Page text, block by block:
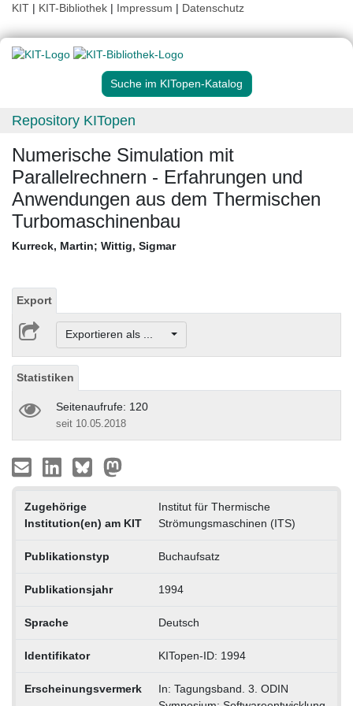
KIT | KIT-Bibliothek | Impressum | Datenschutz
Suche im KITopen-Katalog
Repository KITopen
Numerische Simulation mit
Parallelrechnern - Erfahrungen und
Anwendungen aus dem Thermischen
Turbomaschinenbau
Kurreck, Martin; Wittig, Sigmar
Export
Exportieren als ...
Statistiken
Seitenaufrufe: 120
seit 10.05.2018
Zugehörige
Institution(en) am KIT
Institut für Thermische
Strömungsmaschinen (ITS)
Publikationstyp Buchaufsatz
Publikationsjahr 1994
Sprache Deutsch
Identifikator KITopen-ID: 1994
Erscheinungsvermerk
In: Tagungsband. 3. ODIN